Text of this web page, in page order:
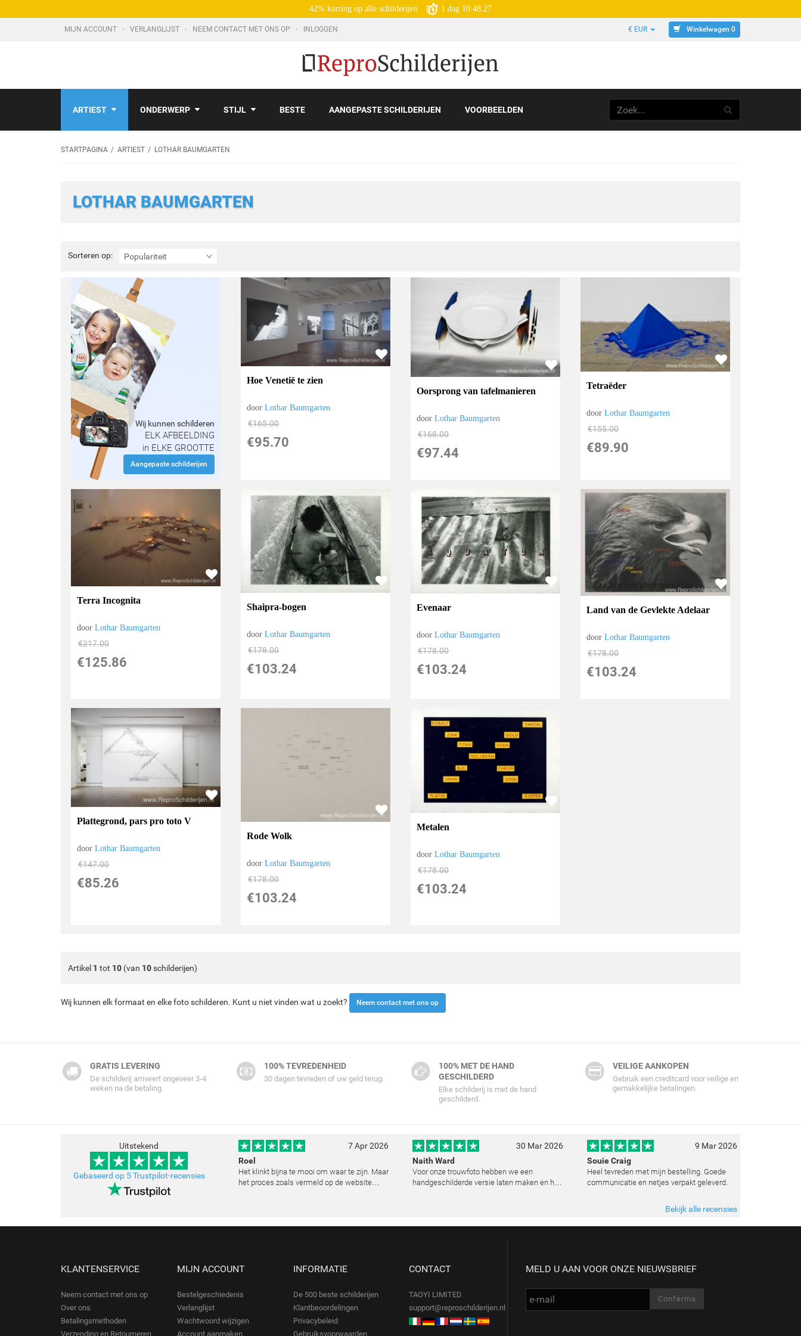
42% korting op alle schilderijen 1 dag 10:48:26
MIJN ACCOUNT VERLANGLIJST NEEM CONTACT MET ONS OP INLOGGEN € EUR Winkelwagen 0
ARTIEST ONDERWERP STIJL BESTE AANGEPASTE SCHILDERIJEN VOORBEELDEN
STARTPAGINA ARTIEST LOTHAR BAUMGARTEN
LOTHAR BAUMGARTEN
Sorteren op: Populariteit
Sorteren
op:
Wij kunnen schilderen
ELK AFBEELDING
in ELKE GROOTTE
Aangepaste schilderijen
Hoe Venetië te zien
doorLothar Baumgarten
€165.00
€95.70
Oorsprong van tafelmanieren
doorLothar Baumgarten
€168.00
€97.44
Tetraëder
doorLothar Baumgarten
€155.00
€89.90
Terra Incognita
doorLothar Baumgarten
€217.00
€125.86
Shaipra-bogen
doorLothar Baumgarten
€178.00
€103.24
Evenaar
doorLothar Baumgarten
€178.00
€103.24
Land van de Gevlekte Adelaar
doorLothar Baumgarten
€178.00
€103.24
Plattegrond, pars pro toto V
doorLothar Baumgarten
€147.00
€85.26
Rode Wolk
doorLothar Baumgarten
€178.00
€103.24
Metalen
doorLothar Baumgarten
€178.00
€103.24
Artikel 1 tot 10 (van 10schilderijen)
Wij kunnen elk formaat en elke foto schilderen. Kunt u niet vinden wat u zoekt? Neem contact met ons op
GRATIS LEVERING
De schilderij arriveert ongeveer 3-4
weken na de betaling.
100% TEVREDENHEID
30 dagen tevreden of uw geld terug.
100% MET DE HAND
GESCHILDERD
Elke schilderij is met de hand
geschilderd.
VEILIGE AANKOPEN
Gebruik een creditcard voor veilige en
gemakkelijke betalingen.
Uitstekend
Gebaseerd op 5 Trustpilot-recensies
7 Apr 2026
Roel
Het klinkt bijna te mooi om waar te zijn. Maar
het proces zoals vermeld op de website
30 Mar 2026
Naith Ward
Voor onze trouwfoto hebben we een
handgeschilderde versie laten maken en het
de lic
9 Mar 2026
Souie Craig
Heel tevreden met mijn bestelling. Goede
communicatie en netjes verpakt geleverd.
Bekijk alle recensies
KLANTENSERVICE
Neem contact met ons op
Over ons
Betalingsmethoden
Verzending en Retourneren
MIJN ACCOUNT
Bestelgeschiedenis
Verlanglijst
Wachtwoord wijzigen
Account aanmaken
INFORMATIE
De 500 beste schilderijen
Klantbeoordelingen
Privacybeleid
Gebruiksvoorwaarden
CONTACT
TAOYI LIMITED
support@reproschilderijen.nl
MELD U AAN VOOR ONZE NIEUWSBRIEF